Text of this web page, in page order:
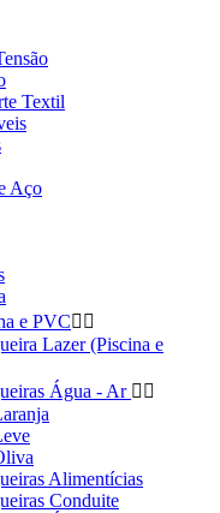
Textil
Aço
e PVC 
Lazer (Piscina e
Água - Ar  
Alimentícias
Conduite